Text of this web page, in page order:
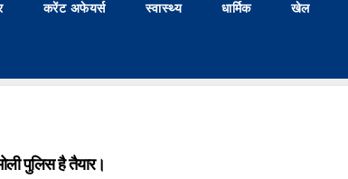
करेंट अफेयर्स स्वास्थ्य धार्मिक खेल
पुलिस है तैयार।